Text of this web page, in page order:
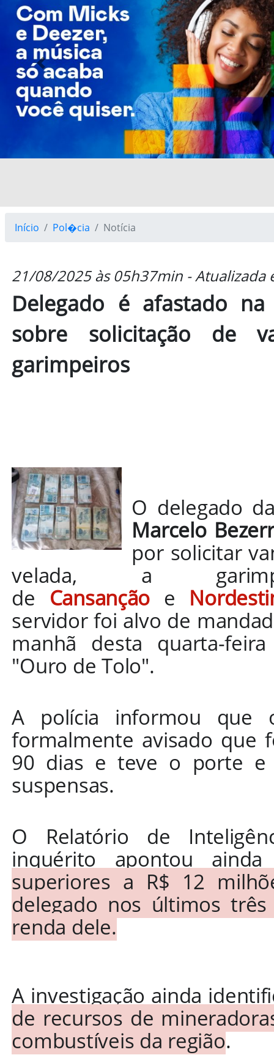
Previous
Início Pol�cia Notícia
21/08/2025 às 05h37min -
Delegado é afastado
sobre solicitação de
garimpeiros
O delegado
Marcelo
por solicitar
velada, a
de Cansanção e
servidor foi alvo de
manhã desta quarta-
"Ouro de Tolo".
A polícia informou que
formalmente avisado que
90 dias e teve o porte
suspensas.
O Relatório de
inquérito apontou
superiores a R$ 12
delegado nos últimos
renda dele.
A investigação ainda
de recursos de
combustíveis da região.